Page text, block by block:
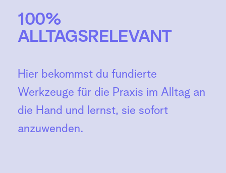
100%
ALLTAGSRELEVANT
Hier bekommst du fundierte
Werkzeuge für die Praxis im Alltag an
die Hand und lernst, sie sofort
anzuwenden.